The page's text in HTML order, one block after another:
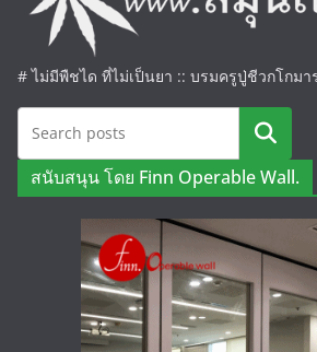
# ไม่มีพืชได ที่ไม่เป็นยา :: บรมครูปู่ชีวกโกมา
ค้นหา
สนับสนุน โดย Finn Operable Wall.